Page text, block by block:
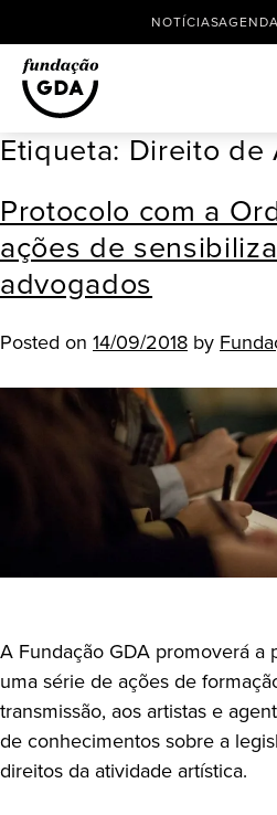
Skip
content
NOTÍCIASAGENDA
Etiqueta: Direito de
Protocolo com a
ações de
advogados
Posted on 14/09/2018 by
A Fundação GDA promoverá a
uma série de ações de
transmissão, aos artistas e
de conhecimentos sobre a
direitos da atividade artística.